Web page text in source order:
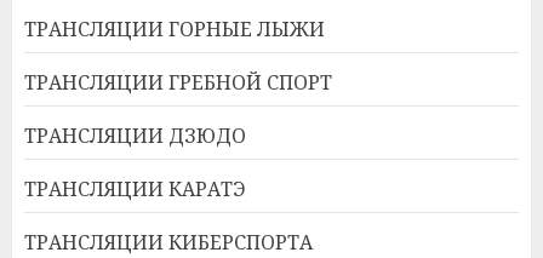
ТРАНСЛЯЦИИ ГОРНЫЕ ЛЫЖИ
ТРАНСЛЯЦИИ ГРЕБНОЙ СПОРТ
ТРАНСЛЯЦИИ ДЗЮДО
ТРАНСЛЯЦИИ КАРАТЭ
ТРАНСЛЯЦИИ КИБЕРСПОРТА